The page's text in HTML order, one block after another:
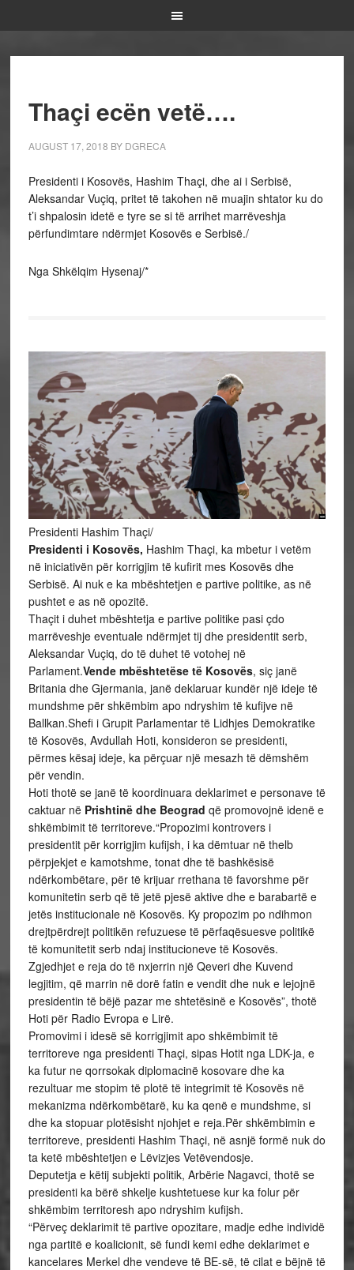
Thaçi ecën vetë….
AUGUST 17, 2018 BY DGRECA
Presidenti i Kosovës, Hashim Thaçi, dhe ai i Serbisë,
Aleksandar Vuçiq, pritet të takohen në muajin shtator ku do
t’i shpalosin idetë e tyre se si të arrihet marrëveshja
përfundimtare ndërmjet Kosovës e Serbisë./
Nga Shkëlqim Hysenaj/*
Presidenti Hashim Thaçi/
Presidenti i Kosovës, Hashim Thaçi, ka mbetur i vetëm
në iniciativën për korrigjim të kufirit mes Kosovës dhe
Serbisë. Ai nuk e ka mbështetjen e partive politike, as në
pushtet e as në opozitë.
Thaçit i duhet mbështetja e partive politike pasi çdo
marrëveshje eventuale ndërmjet tij dhe presidentit serb,
Aleksandar Vuçiq, do të duhet të votohej në
Parlament.Vende mbështetëse të Kosovës, siç janë
Britania dhe Gjermania, janë deklaruar kundër një ideje të
mundshme për shkëmbim apo ndryshim të kufijve në
Ballkan.Shefi i Grupit Parlamentar të Lidhjes Demokratike
të Kosovës, Avdullah Hoti, konsideron se presidenti,
përmes kësaj ideje, ka përçuar një mesazh të dëmshëm
për vendin.
Hoti thotë se janë të koordinuara deklarimet e personave të
caktuar në Prishtinë dhe Beograd që promovojnë idenë e
shkëmbimit të territoreve.“Propozimi kontrovers i
presidentit për korrigjim kufijsh, i ka dëmtuar në thelb
përpjekjet e kamotshme, tonat dhe të bashkësisë
ndërkombëtare, për të krijuar rrethana të favorshme për
komunitetin serb që të jetë pjesë aktive dhe e barabartë e
jetës institucionale në Kosovës. Ky propozim po ndihmon
drejtpërdrejt politikën refuzuese të përfaqësuesve politikë
të komunitetit serb ndaj institucioneve të Kosovës.
Zgjedhjet e reja do të nxjerrin një Qeveri dhe Kuvend
legjitim, që marrin në dorë fatin e vendit dhe nuk e lejojnë
presidentin të bëjë pazar me shtetësinë e Kosovës”, thotë
Hoti për Radio Evropa e Lirë.
Promovimi i idesë së korrigjimit apo shkëmbimit të
territoreve nga presidenti Thaçi, sipas Hotit nga LDK-ja, e
ka futur ne qorrsokak diplomacinë kosovare dhe ka
rezultuar me stopim të plotë të integrimit të Kosovës në
mekanizma ndërkombëtarë, ku ka qenë e mundshme, si
dhe ka stopuar plotësisht njohjet e reja.Për shkëmbimin e
territoreve, presidenti Hashim Thaçi, në asnjë formë nuk do
ta ketë mbështetjen e Lëvizjes Vetëvendosje.
Deputetja e këtij subjekti politik, Arbërie Nagavci, thotë se
presidenti ka bërë shkelje kushtetuese kur ka folur për
shkëmbim territoresh apo ndryshim kufijsh.
“Përveç deklarimit të partive opozitare, madje edhe individë
nga partitë e koalicionit, së fundi kemi edhe deklarimet e
kancelares Merkel dhe vendeve të BE-së, të cilat e bëjnë të